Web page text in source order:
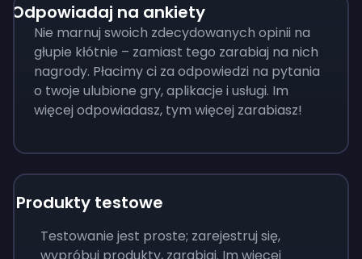
Odpowiadaj na ankiety
Nie marnuj swoich zdecydowanych opinii na
głupie kłótnie – zamiast tego zarabiaj na nich
nagrody. Płacimy ci za odpowiedzi na pytania
o twoje ulubione gry, aplikacje i usługi. Im
więcej odpowiadasz, tym więcej zarabiasz!
Produkty testowe
Testowanie jest proste; zarejestruj się,